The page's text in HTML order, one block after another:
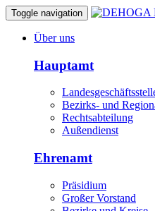
Toggle navigation
Über uns
Hauptamt
Bezirks- und
Rechtsabteilung
Außendienst
Ehrenamt
Präsidium
Großer Vorstand